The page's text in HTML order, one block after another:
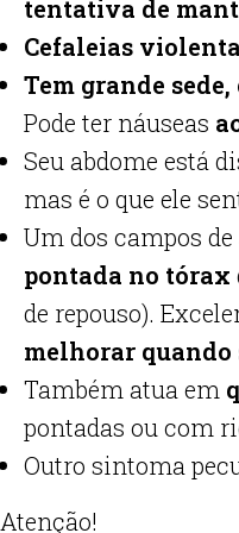
tentativa de
Cefaleias
Tem grande
Pode ter náuseas
Seu abdome está
mas é o que ele
Um dos campos
pontada no tórax
de repouso).
melhorar quando
Também atua em
pontadas ou com
Outro sintoma
Atenção!